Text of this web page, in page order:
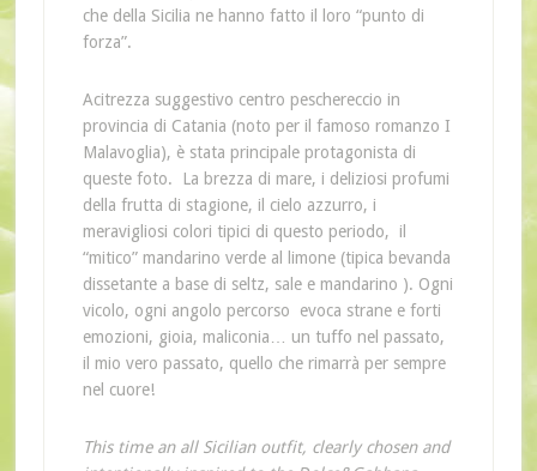
che della Sicilia ne hanno fatto il loro “punto di
forza”.
Acitrezza suggestivo centro peschereccio in
provincia di Catania (noto per il famoso romanzo I
Malavoglia), è stata principale protagonista di
queste foto. La brezza di mare, i deliziosi profumi
della frutta di stagione, il cielo azzurro, i
meravigliosi colori tipici di questo periodo, il
“mitico” mandarino verde al limone (tipica bevanda
dissetante a base di seltz, sale e mandarino ). Ogni
vicolo, ogni angolo percorso evoca strane e forti
emozioni, gioia, maliconia… un tuffo nel passato,
il mio vero passato, quello che rimarrà per sempre
nel cuore!
This time an all Sicilian outfit, clearly chosen and